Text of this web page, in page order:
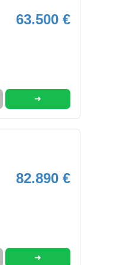
63.500 €
➜
82.890 €
➜